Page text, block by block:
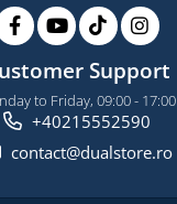
Support
to Friday, 09:00 - 17:00
+40215552590
contact@dualstore.ro